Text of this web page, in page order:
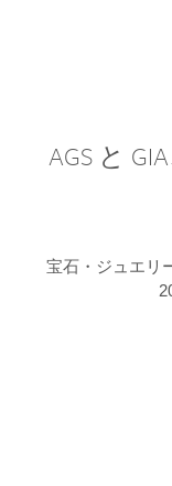
AGS と
宝石・ジュエリ